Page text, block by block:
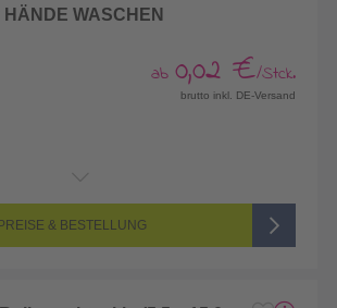
WASCHEN
ab 0,02 €/Stck.
brutto inkl. DE-Versand
PREISE & BESTELLUNG